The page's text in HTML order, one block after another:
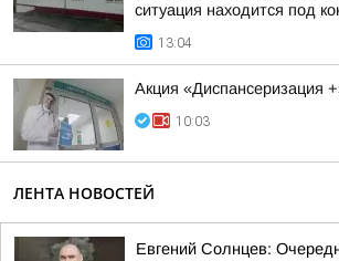
ситуация находится под
13:04
Акция «Диспансеризация
10:03
ЛЕНТА НОВОСТЕЙ
Евгений Солнцев: